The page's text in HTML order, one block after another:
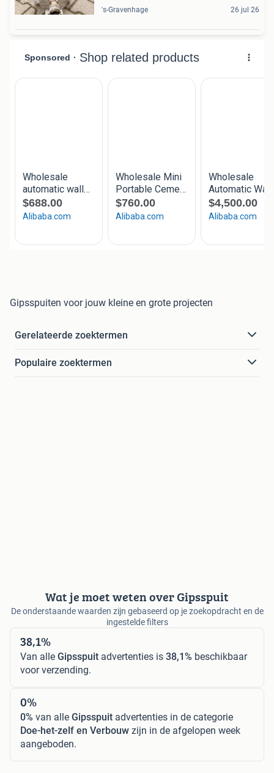
's-Gravenhage 26 jul 26
Gipsspuiten voor jouw kleine en grote projecten
Gerelateerde zoektermen
Populaire zoektermen
Wat je moet weten over Gipsspuit
De onderstaande waarden zijn gebaseerd op je zoekopdracht en de
ingestelde filters
38,1%
Van alle Gipsspuit advertenties is 38,1% beschikbaar
voor verzending.
0%
0% van alle Gipsspuit advertenties in de categorie
Doe-het-zelf en Verbouw zijn in de afgelopen week
aangeboden.